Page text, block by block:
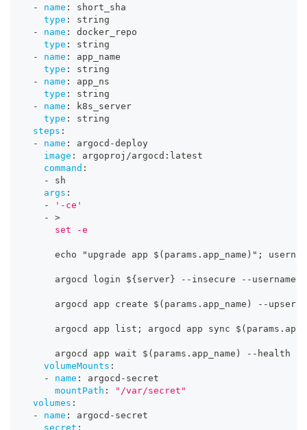
-
name :
short_sha
type :
string
-
name :
docker_repo
type :
string
-
name :
app_name
type :
string
-
name :
app_ns
type :
string
-
name :
k8s_server
type :
string
steps :
-
name : argocd -deploy
image : argoproj/argocd : latest
command :
-
sh
args :
-
'-ce'
-
>
      set -e
echo "upgrade app $(params.app_name)";
      argocd login $
{ server } - - insecure - - username $
      argocd app create $(params.app_name)
- - upsert
argocd app list; argocd app sync
      argocd app wait $(params.app_name)
- - health
volumeMounts :
-
name : argocd - secret
mountPath :
"/var/secret"
volumes :
-
name : argocd - secret
secret :